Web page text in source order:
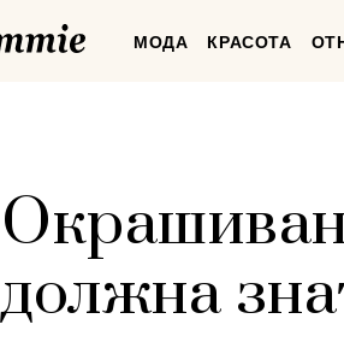
FemmieМОДА КРАСОТА
должна